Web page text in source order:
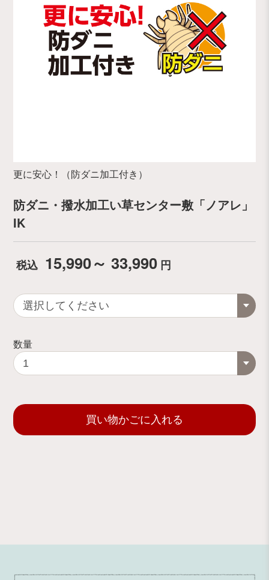
更に安心！（防ダニ加工付き）
防ダニ・撥水加工い草センター敷「ノアレ」
IK
税込 15,990～ 33,990 円
数量
買い物かごに入れる